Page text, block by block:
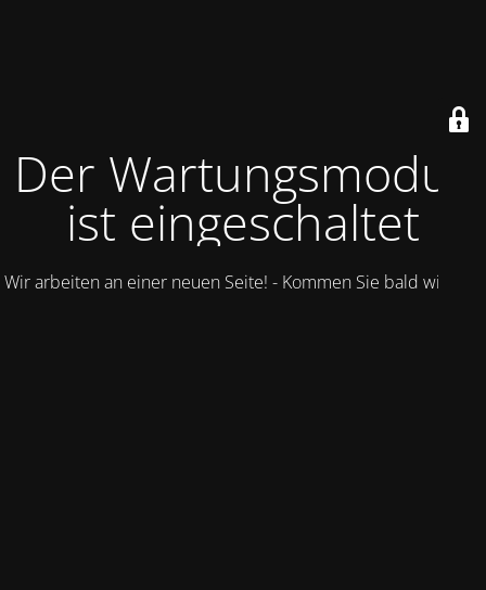
Der Wartungsmodus
ist eingeschaltet
Wir arbeiten an einer neuen Seite! - Kommen Sie bald wieder.